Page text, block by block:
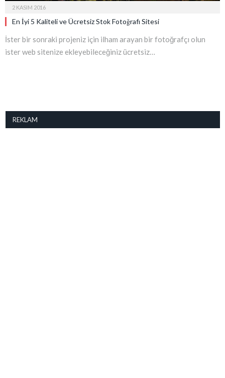
2 KASIM 2016
En İyi 5 Kaliteli ve Ücretsiz Stok Fotoğrafı Sitesi
İster bir sonraki projeniz için ilham arayan bir fotoğrafçı olun
ister web sitenize ekleyebileceğiniz ücretsiz…
REKLAM